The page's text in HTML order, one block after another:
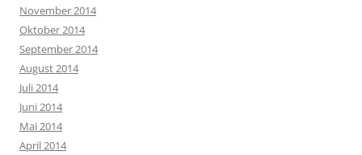
November 2014
Oktober 2014
September 2014
August 2014
Juli 2014
Juni 2014
Mai 2014
April 2014